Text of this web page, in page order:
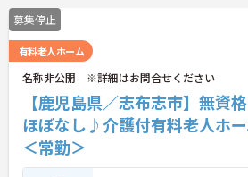
募集停止
有料老人ホーム
名称非公開 ※詳細はお問合せください
【鹿児島県／志布志市】無資
ほぼなし♪介護付有料老人ホ
＜常勤＞